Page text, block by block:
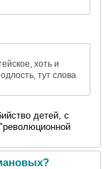
хоть и
тут слова
детей, с